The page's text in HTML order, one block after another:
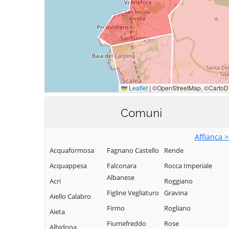
Comuni
Affianca
Acquaformosa
Acquappesa
Acri
Aiello Calabro
Aieta
Albidona
Fagnano Castello
Falconara
Albanese
Figline Vegliaturo
Firmo
Fiumefreddo
Rende
Rocca Imperiale
Roggiano
Gravina
Rogliano
Rose